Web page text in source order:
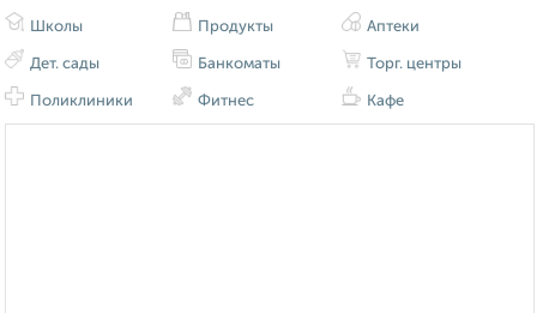
Школы
Дет. сады
Поликлиники
Продукты
Банкоматы
Фитнес
Аптеки
Торг. центры
Кафе